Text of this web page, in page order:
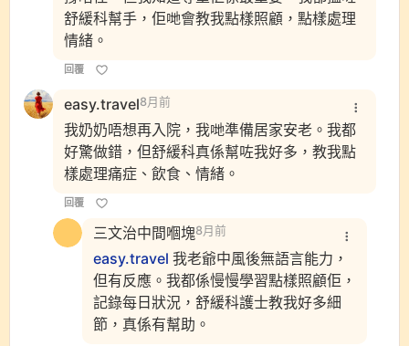
舒緩科幫手，佢哋會教我點樣照顧，點樣處理
情緒。
回覆
easy.travel8月前
我奶奶唔想再入院，我哋準備居家安老。我都
好驚做錯，但舒緩科真係幫咗我好多，教我點
樣處理痛症、飲食、情緒。
回覆
三文治中間嗰塊8月前
easy.travel 我老爺中風後無語言能力，
但有反應。我都係慢慢學習點樣照顧佢，
記錄每日狀況，舒緩科護士教我好多細
節，真係有幫助。